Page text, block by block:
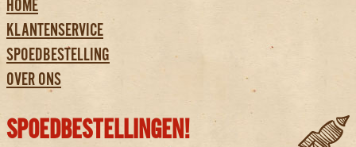
HOME
KLANTENSERVICE
SPOEDBESTELLING
OVER ONS
SPOEDBESTELLINGEN!